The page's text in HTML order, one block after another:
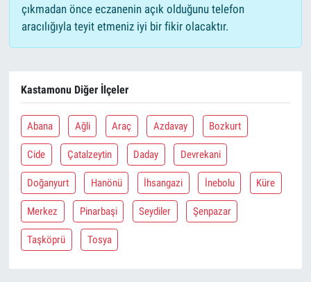
çıkmadan önce eczanenin açık olduğunu telefon
aracılığıyla teyit etmeniz iyi bir fikir olacaktır.
Kastamonu Diğer İlçeler
Abana Ağli Araç Azdavay Bozkurt
Cide Çatalzeytin Daday Devrekani
Doğanyurt Hanönü İhsangazi İnebolu Küre
Merkez Pinarbaşi Seydiler Şenpazar
Taşköprü Tosya